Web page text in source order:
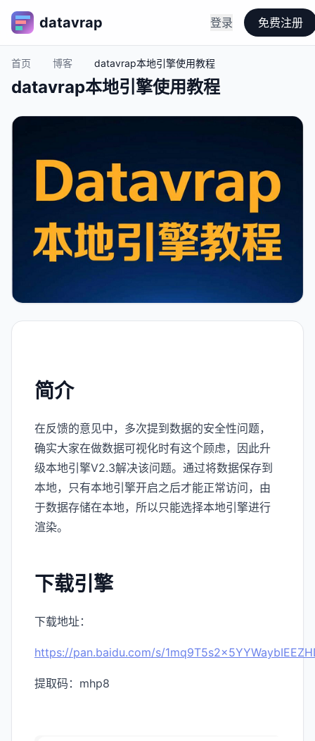
datavrap 登录 免费注册
首页 博客 datavrap本地引擎使用教程
datavrap本地引擎使用教程
简介
在反馈的意见中，多次提到数据的安全性问题，
确实大家在做数据可视化时有这个顾虑，因此升
级本地引擎V2.3解决该问题。通过将数据保存到
本地，只有本地引擎开启之后才能正常访问，由
于数据存储在本地，所以只能选择本地引擎进行
渲染。
下载引擎
下载地址：
https://pan.baidu.com/s/
提取码：mhp8